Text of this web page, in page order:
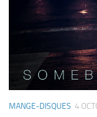
MANGE-DISQUES 4